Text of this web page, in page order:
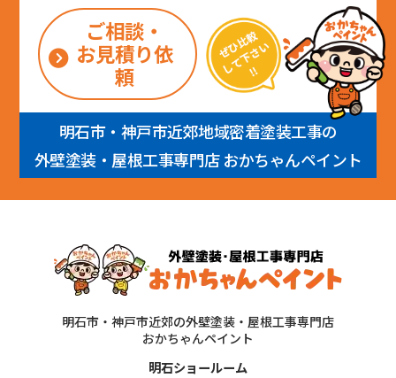
ご相談・
お見積り依
頼
明石市・神戸市近郊地域密着塗装工事の
外壁塗装・屋根工事専門店 おかちゃんペイント
明石市・神戸市近郊の外壁塗装・屋根工事専門店
おかちゃんペイント
明石ショールーム